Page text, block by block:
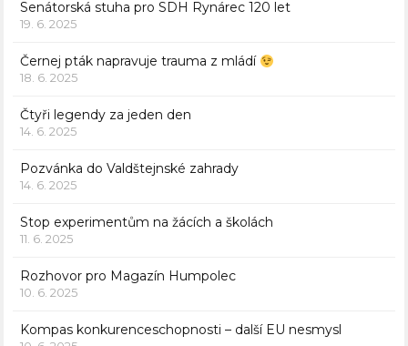
Senátorská stuha pro SDH Rynárec 120 let
19. 6. 2025
Černej pták napravuje trauma z mládí
18. 6. 2025
Čtyři legendy za jeden den
14. 6. 2025
Pozvánka do Valdštejnské zahrady
14. 6. 2025
Stop experimentům na žácích a školách
11. 6. 2025
Rozhovor pro Magazín Humpolec
10. 6. 2025
Kompas konkurenceschopnosti – další EU nesmysl